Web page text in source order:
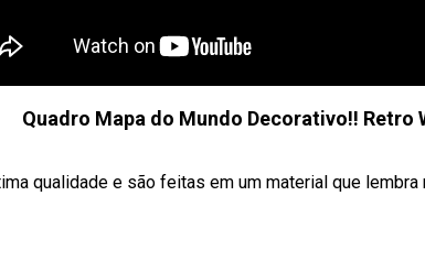
Quadro Mapa do Mundo Decorativo!! Retro
qualidade e são feitas em um material que